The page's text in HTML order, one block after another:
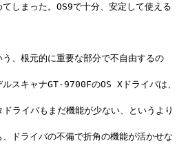
しまった。OS9で十分、安定して使える
、根元的に重要な部分で不自由するの
スキャナGT-9700FのOS Xドライバは、
ライバもまだ機能が少ない、というより
ドライバの不備で折角の機能が活かせな